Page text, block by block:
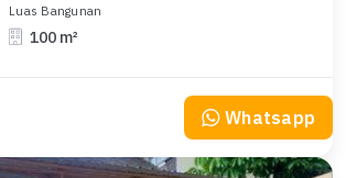
Luas Bangunan
100 m²
Whatsapp